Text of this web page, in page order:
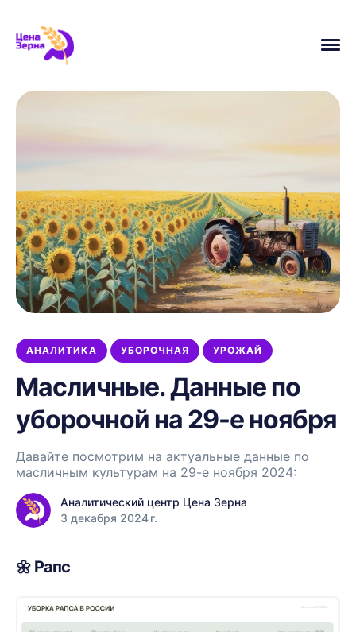
АНАЛИТИКА УБОРОЧНАЯ УРОЖАЙ
Масличные. Данные по
уборочной на 29-е ноября
Давайте посмотрим на актуальные данные по
масличным культурам на 29-е ноября 2024:
Аналитический центр Цена Зерна
3 декабря 2024 г.
🌼 Рапс
ЦЕНЫ УБОРОЧНАЯ МАСЛИЧНЫЕ
НОВОСТИ ЭКСПОРТ ИСТОРИЯ
МИНСЕЛЬХОЗ